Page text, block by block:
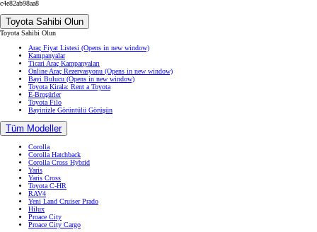
birlikte, sitede mevcut ya da oluşabilecek hatalar ile ilgili herhangi bir garanti
verilmemektedir. Toyota dilediği zaman sitenin içeriğini, Müşteri’lere sunulan ilanı
dilediği zaman değiştirme ya da sona erdirme hakkına sahiptir.
POST https://usc-webcomponents.toyota-europe.com/v1/used-stock-cars/tr/tr?
brand=toyota&uscContext=used&uscEnv=production&vehicleForSaleId=84cd31de-ee67-4b5c-9700-
c4e82ab98aa8
Toyota Sahibi Olun
Toyota Sahibi Olun
Araç Fiyat Listesi
Kampanyalar
Ticari Araç Kampanyaları
Online Araç Rezervasyonu
Bayi Bulucu
Toyota Kirala: Rent a Toyota
E-Broşürler
Toyota Filo
Bayinizle Görüntülü Görüşün
Tüm Modeller